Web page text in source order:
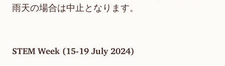
雨天の場合は中止となります。
STEM Week (15-19 July 2024)